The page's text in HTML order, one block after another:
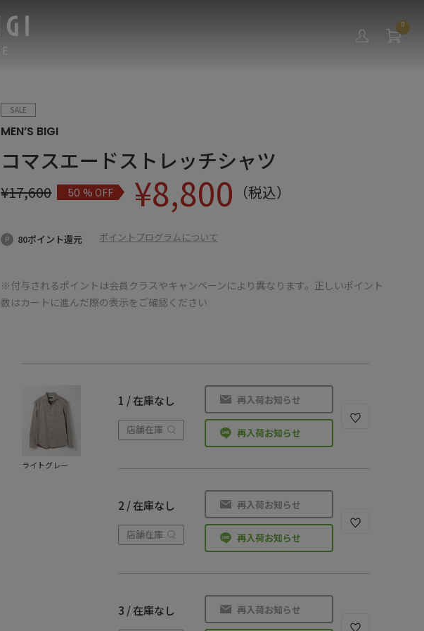
0
SALE
MEN’S BIGI
コマスエードストレッチシャツ
¥17,600 50% OFF ¥8,800 （税込）
80ポイント還元 ポイントプログラムについて
※付与されるポイントは会員クラスやキャンペーンにより異なります。正しいポイント
数はカートに進んだ際の表示をご確認ください
ライトグレー
1 / 在庫なし
店舗在庫
再入荷お知らせ
再入荷お知らせ
2 / 在庫なし
店舗在庫
再入荷お知らせ
再入荷お知らせ
3 / 在庫なし 再入荷お知らせ